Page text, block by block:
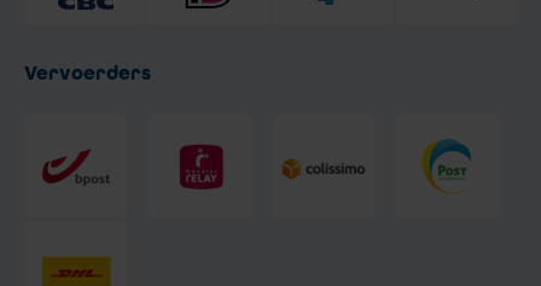
Vervoerders